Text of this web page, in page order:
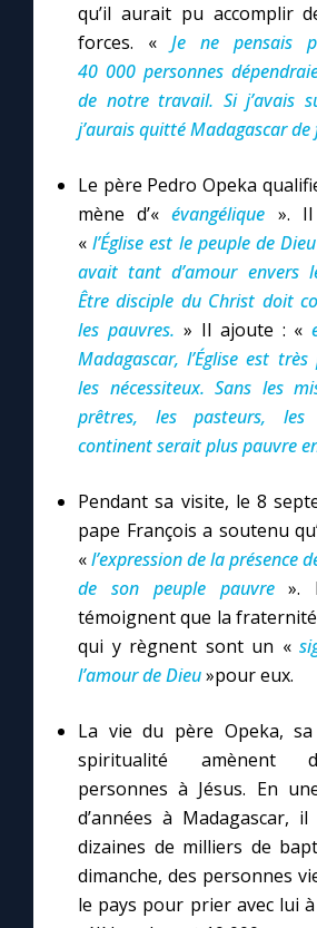
qu’il aurait pu accomplir
forces. « Je ne pensais
40 000 personnes
de notre travail. Si j’avais
j’aurais quitté Madagascar
Le père Pedro Opeka
mène d’«évangélique ». Il
«l’Église est le peuple de
avait tant d’amour envers
Être disciple du Christ doit
les pauvres. » Il ajoute : «
Madagascar, l’Église est
les nécessiteux. Sans les
prêtres, les pasteurs, les
continent serait plus pauvre
Pendant sa visite, le 8
pape François a soutenu
«l’expression de la présence
de son peuple pauvre ».
témoignent que la fraternité
qui y règnent sont un «
l’amour de Dieu»pour eux.
La vie du père Opeka,
spiritualité amènent
personnes à Jésus. En
d’années à Madagascar,
dizaines de milliers de
dimanche, des personnes
le pays pour prier avec lui à